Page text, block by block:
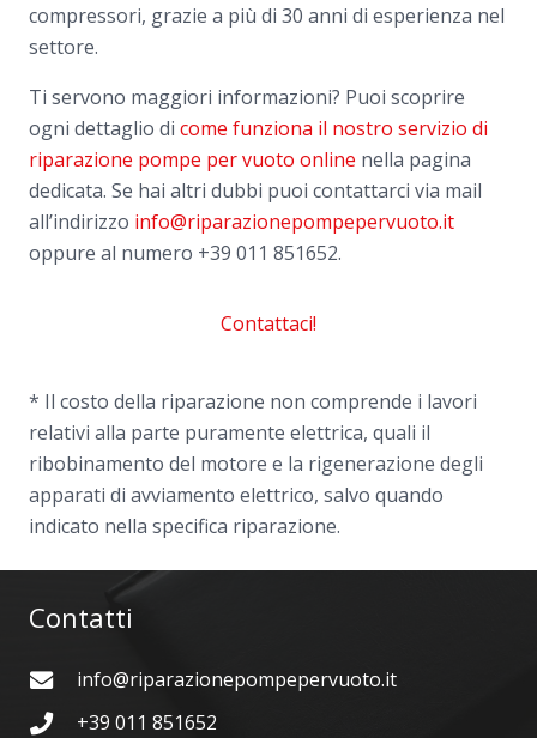
compressori, grazie a più di 30 anni di esperienza nel
settore.
Ti servono maggiori informazioni? Puoi scoprire
ogni dettaglio di come funziona il nostro servizio di
riparazione pompe per vuoto online nella pagina
dedicata. Se hai altri dubbi puoi contattarci via mail
all’indirizzo info@riparazionepompepervuoto.it
oppure al numero +39 011 851652.
Contattaci!
* Il costo della riparazione non comprende i lavori
relativi alla parte puramente elettrica, quali il
ribobinamento del motore e la rigenerazione degli
apparati di avviamento elettrico, salvo quando
indicato nella specifica riparazione.
Contatti
info@riparazionepompepervuoto.it
+39 011 851652